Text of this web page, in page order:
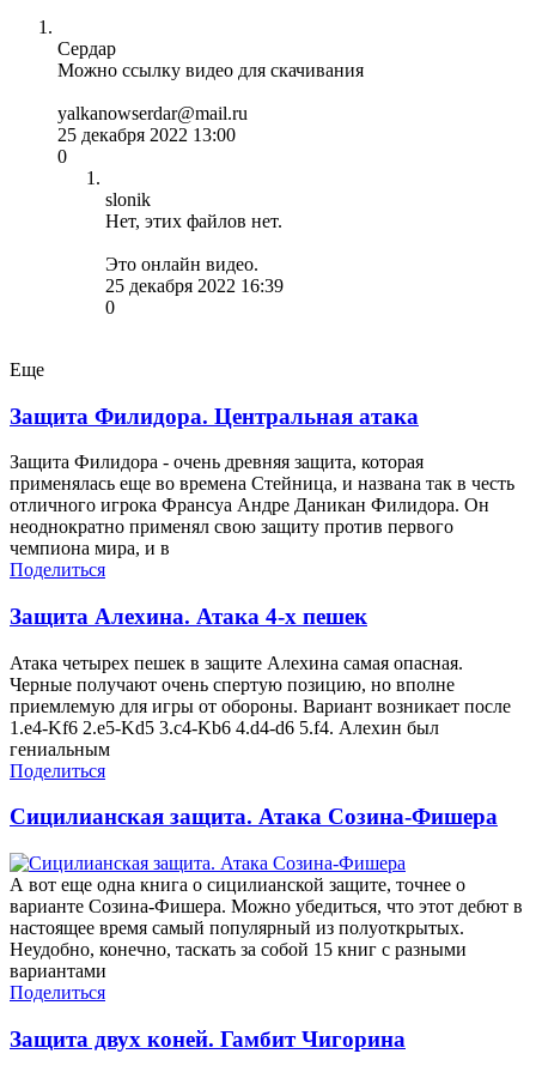
Сердар
Можно ссылку видео для скачивания
yalkanowserdar@mail.ru
25 декабря 2022 13:00
0
slonik
Нет, этих файлов нет.
Это онлайн видео.
25 декабря 2022 16:39
0
Еще
Защита Филидора. Центральная атака
Защита Филидора - очень древняя защита, которая
применялась еще во времена Стейница, и названа так в честь
отличного игрока Франсуа Андре Даникан Филидора. Он
неоднократно применял свою защиту против первого
чемпиона мира, и в
Поделиться
Защита Алехина. Атака 4-х пешек
Атака четырех пешек в защите Алехина самая опасная.
Черные получают очень спертую позицию, но вполне
приемлемую для игры от обороны. Вариант возникает после
1.е4-Kf6 2.e5-Kd5 3.c4-Kb6 4.d4-d6 5.f4. Алехин был
гениальным
Поделиться
Сицилианская защита. Атака Созина-Фишера
А вот еще одна книга о сицилианской защите, точнее о
варианте Созина-Фишера. Можно убедиться, что этот дебют в
настоящее время самый популярный из полуоткрытых.
Неудобно, конечно, таскать за собой 15 книг с разными
вариантами
Поделиться
Защита двух коней. Гамбит Чигорина